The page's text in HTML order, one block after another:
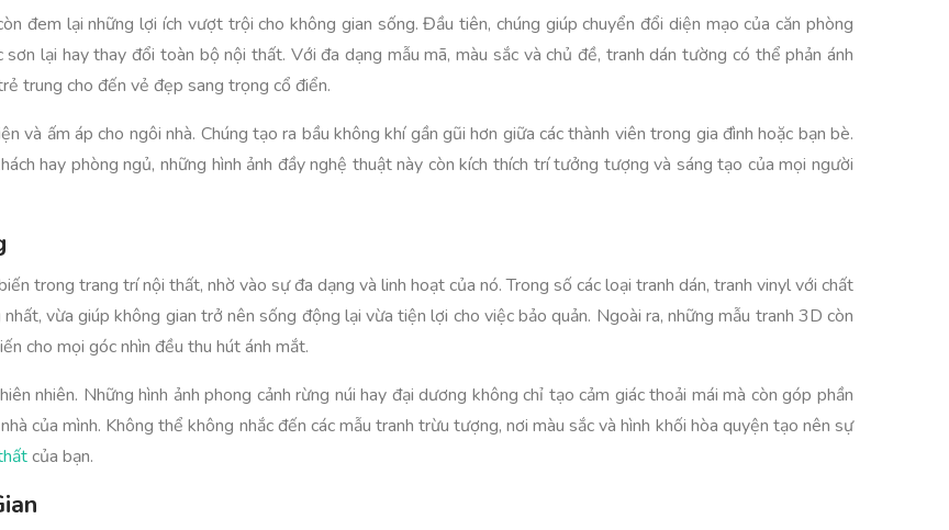
đem lại những lợi ích vượt trội cho không gian sống. Đầu tiên, chúng giúp chuyển đổi diện mạo của căn phòng
lại hay thay đổi toàn bộ nội thất. Với đa dạng mẫu mã, màu sắc và chủ đề, tranh dán tường có thể phản ánh
trung cho đến vẻ đẹp sang trọng cổ điển.
và ấm áp cho ngôi nhà. Chúng tạo ra bầu không khí gần gũi hơn giữa các thành viên trong gia đình hoặc bạn bè.
hay phòng ngủ, những hình ảnh đầy nghệ thuật này còn kích thích trí tưởng tượng và sáng tạo của mọi người
trong trang trí nội thất, nhờ vào sự đa dạng và linh hoạt của nó. Trong số các loại tranh dán, tranh vinyl với chất
vừa giúp không gian trở nên sống động lại vừa tiện lợi cho việc bảo quản. Ngoài ra, những mẫu tranh 3D còn
cho mọi góc nhìn đều thu hút ánh mắt.
nhiên. Những hình ảnh phong cảnh rừng núi hay đại dương không chỉ tạo cảm giác thoải mái mà còn góp phần
của mình. Không thể không nhắc đến các mẫu tranh trừu tượng, nơi màu sắc và hình khối hòa quyện tạo nên sự
của bạn.